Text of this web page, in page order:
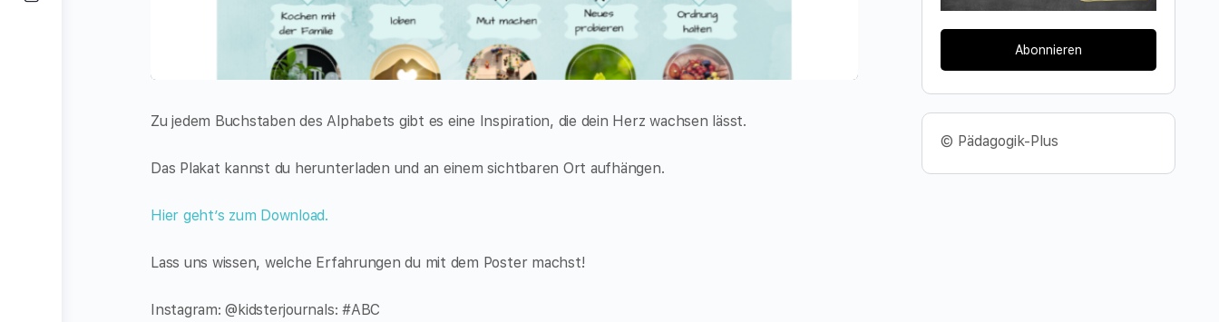
Zu jedem Buchstaben des Alphabets gibt es eine Inspiration, die dein Herz wachsen lässt.
Das Plakat kannst du herunterladen und an einem sichtbaren Ort aufhängen.
Hier geht’s zum Download.
Lass uns wissen, welche Erfahrungen du mit dem Poster machst!
Instagram: @kidsterjournals: #ABC
Abonnieren
© Pädagogik-Plus